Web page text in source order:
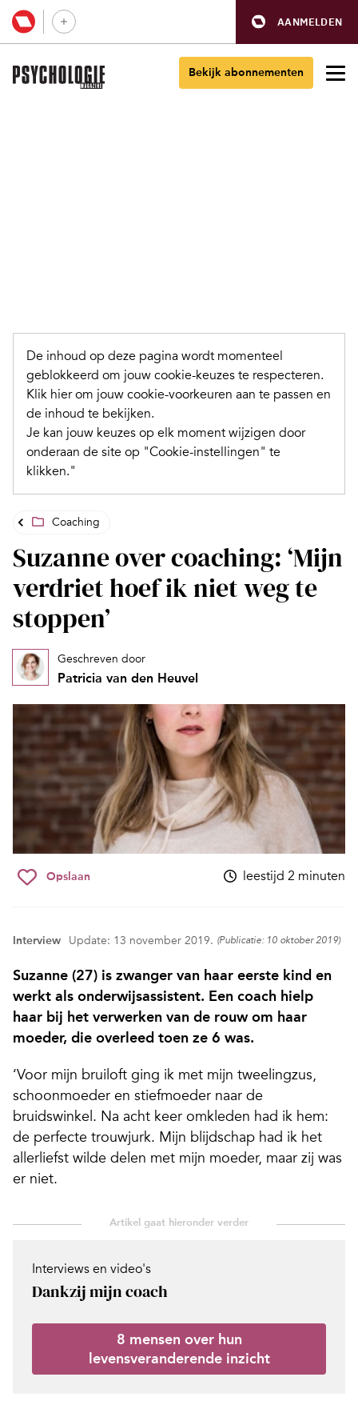
AANMELDEN
Bekijk abonnementen
De inhoud op deze pagina wordt momenteel
geblokkeerd om jouw cookie-keuzes te respecteren.
Klik hier om jouw cookie-voorkeuren aan te passen en
de inhoud te bekijken.
Je kan jouw keuzes op elk moment wijzigen door
onderaan de site op "Cookie-instellingen" te
klikken."
Coaching
Suzanne over coaching: ‘Mijn
verdriet hoef ik niet weg te
stoppen’
Geschreven door
Patricia van den Heuvel
Opslaan leestijd 2 minuten
Interview Update: 13 november 2019. (Publicatie: 10 oktober 2019)
Suzanne (27) is zwanger van haar eerste kind en
werkt als onderwijsassistent. Een coach hielp
haar bij het verwerken van de rouw om haar
moeder, die overleed toen ze 6 was.
‘Voor mijn bruiloft ging ik met mijn tweelingzus,
schoonmoeder en stiefmoeder naar de
bruidswinkel. Na acht keer omkleden had ik hem:
de perfecte trouwjurk. Mijn blijdschap had ik het
allerliefst wilde delen met mijn moeder, maar zij was
er niet.
Interviews en video's
Dankzij mijn coach
8 mensen over hun
levensveranderende inzicht